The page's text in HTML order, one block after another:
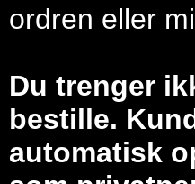
ordren eller
Du trenger
bestille.
automatisk